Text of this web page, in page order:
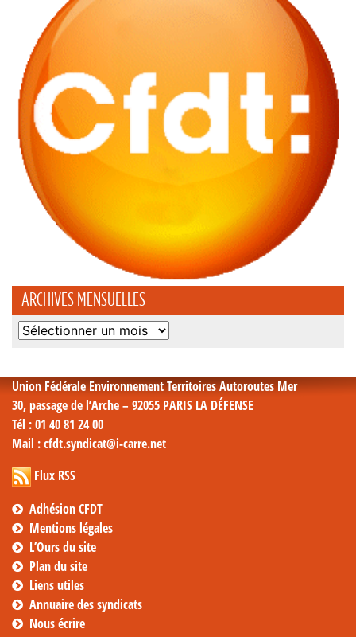
ARCHIVES MENSUELLES
Archives
Union Fédérale Environnement Territoires Autoroutes Mer
30, passage de l’Arche – 92055 PARIS LA DÉFENSE
Tél : 01 40 81 24 00
Mail : cfdt.syndicat@i-carre.net
Flux RSS
Adhésion CFDT
Mentions légales
L’Ours du site
Plan du site
Liens utiles
Annuaire des syndicats
Nous écrire